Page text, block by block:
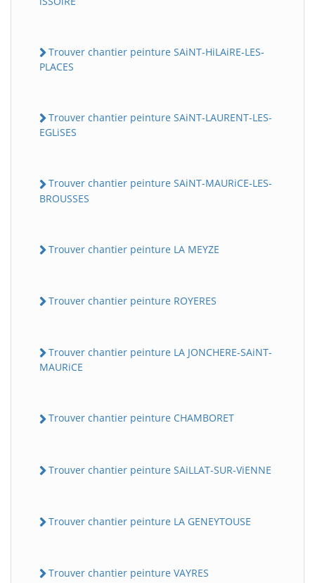
Trouver chantier peinture SAiNT-HiLAiRE-LES-
PLACES
Trouver chantier peinture SAiNT-LAURENT-LES-
EGLiSES
Trouver chantier peinture SAiNT-MAURiCE-LES-
BROUSSES
Trouver chantier peinture LA MEYZE
Trouver chantier peinture ROYERES
Trouver chantier peinture LA JONCHERE-SAiNT-
MAURiCE
Trouver chantier peinture CHAMBORET
Trouver chantier peinture SAiLLAT-SUR-ViENNE
Trouver chantier peinture LA GENEYTOUSE
Trouver chantier peinture VAYRES